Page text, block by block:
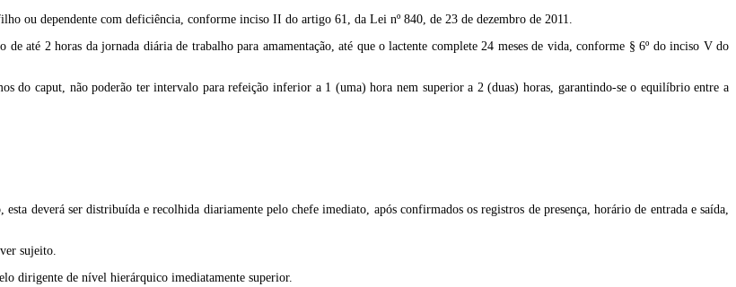
ou dependente com deficiência, conforme inciso II do artigo 61, da Lei nº 840, de 23 de dezembro de 2011.
até 2 horas da jornada diária de trabalho para amamentação, até que o lactente complete 24 meses de vida, conforme § 6º do inciso V do
do caput, não poderão ter intervalo para refeição inferior a 1 (uma) hora nem superior a 2 (duas) horas, garantindo-se o equilíbrio entre a
deverá ser distribuída e recolhida diariamente pelo chefe imediato, após confirmados os registros de presença, horário de entrada e saída,
sujeito.
dirigente de nível hierárquico imediatamente superior.